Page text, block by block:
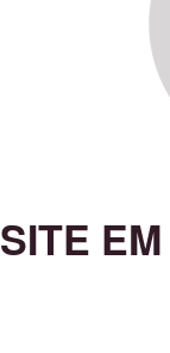
SITE